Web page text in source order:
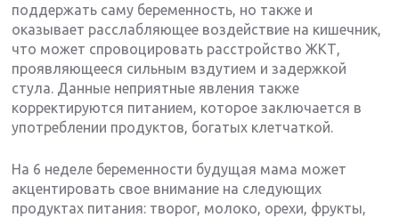
поддержать саму беременность, но также и
оказывает расслабляющее воздействие на кишечник,
что может спровоцировать расстройство ЖКТ,
проявляющееся сильным вздутием и задержкой
стула. Данные неприятные явления также
корректируются питанием, которое заключается в
употреблении продуктов, богатых клетчаткой.
На 6 неделе беременности будущая мама может
акцентировать свое внимание на следующих
продуктах питания: творог, молоко, орехи, фрукты,